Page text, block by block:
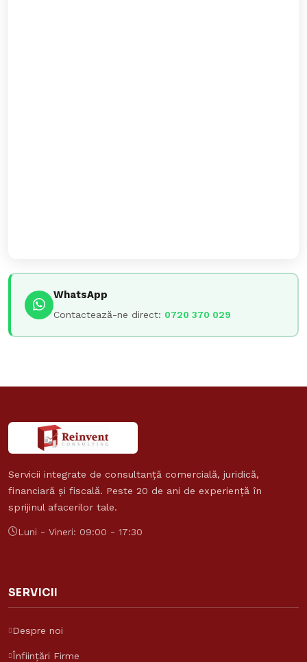
WhatsApp
Contactează-ne direct: 0720 370 029
Servicii integrate de consultanță comercială, juridică,
financiară și fiscală. Peste 20 de ani de experiență în
sprijinul afacerilor tale.
Luni - Vineri: 09:00 - 17:30
SERVICII
Despre noi
Înființări Firme